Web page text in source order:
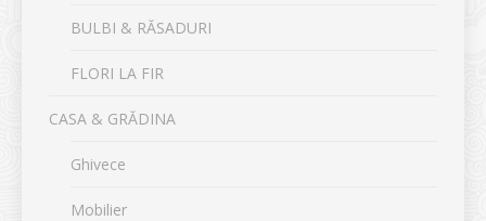
BULBI & RĂSADURI
FLORI LA FIR
CASA & GRĂDINA
Ghivece
Mobilier